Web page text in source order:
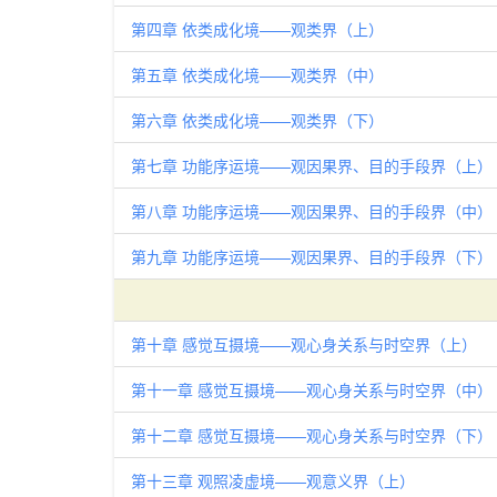
第四章 依类成化境——观类界（上）
第五章 依类成化境——观类界（中）
第六章 依类成化境——观类界（下）
第七章 功能序运境——观因果界、目的手段界（上）
第八章 功能序运境——观因果界、目的手段界（中）
第九章 功能序运境——观因果界、目的手段界（下）
第十章 感觉互摄境——观心身关系与时空界（上）
第十一章 感觉互摄境——观心身关系与时空界（中）
第十二章 感觉互摄境——观心身关系与时空界（下）
第十三章 观照凌虚境——观意义界（上）